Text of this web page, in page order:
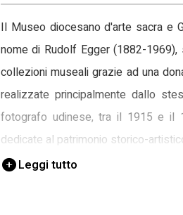
Il Museo diocesano d'arte sacra e
nome di Rudolf Egger (1882-
collezioni museali grazie ad una
realizzate principalmente dallo
fotografo udinese, tra il 1915 e il
dedicate al patrimonio storico-
alla zona del pordenonese.
Leggi tutto